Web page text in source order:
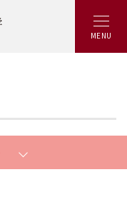
MENU